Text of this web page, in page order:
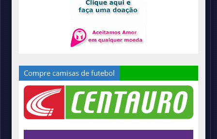
Compre camisas de futebol